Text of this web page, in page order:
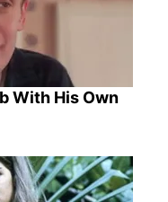
With His Own